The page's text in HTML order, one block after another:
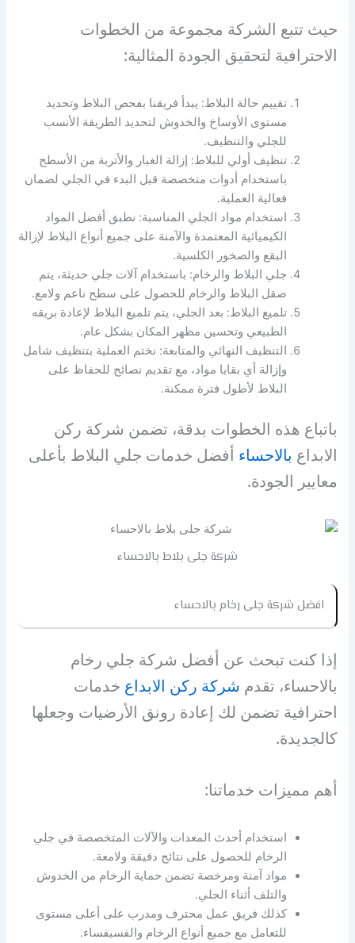
حيث تتبع الشركة مجموعة من الخطوات
الاحترافية لتحقيق الجودة المثالية:
تقييم حالة البلاط: يبدأ فريقنا بفحص البلاط وتحديد
مستوى الأوساخ والخدوش لتحديد الطريقة الأنسب
للجلي والتنظيف.
تنظيف أولي للبلاط: إزالة الغبار والأتربة من الأسطح
باستخدام أدوات متخصصة قبل البدء في الجلي لضمان
فعالية العملية.
استخدام مواد الجلي المناسبة: نطبق أفضل المواد
الكيميائية المعتمدة والآمنة على جميع أنواع البلاط لإزالة
البقع والصخور الكلسية.
جلي البلاط والرخام: باستخدام آلات جلي حديثة، يتم
صقل البلاط والرخام للحصول على سطح ناعم ولامع.
تلميع البلاط: بعد الجلي، يتم تلميع البلاط لإعادة بريقه
الطبيعي وتحسين مظهر المكان بشكل عام.
التنظيف النهائي والمتابعة: نختم العملية بتنظيف شامل
وإزالة أي بقايا مواد، مع تقديم نصائح للحفاظ على
البلاط لأطول فترة ممكنة.
باتباع هذه الخطوات بدقة، تضمن شركة ركن
الابداع بالاحساء أفضل خدمات جلي البلاط بأعلى
معايير الجودة.
شركة جلى بلاط بالاحساء
افضل شركة جلى رخام بالاحساء
إذا كنت تبحث عن أفضل شركة جلي رخام
بالاحساء، تقدم شركة ركن الابداع خدمات
احترافية تضمن لك إعادة رونق الأرضيات وجعلها
كالجديدة.
أهم مميزات خدماتنا:
استخدام أحدث المعدات والآلات المتخصصة في جلي
الرخام للحصول على نتائج دقيقة ولامعة.
مواد آمنة ومرخصة تضمن حماية الرخام من الخدوش
والتلف أثناء الجلي.
كذلك فريق عمل محترف ومدرب على أعلى مستوى
للتعامل مع جميع أنواع الرخام والفسيفساء.